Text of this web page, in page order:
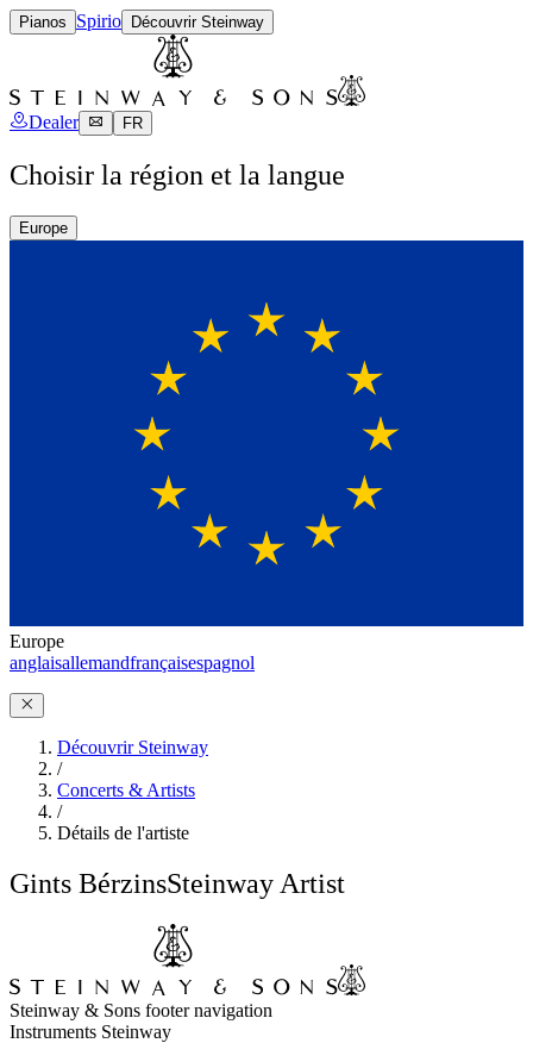
Pianos Spirio Découvrir Steinway
Dealer FR
Choisir la région et la langue
Europe
Europe
anglaisallemandfrançaisespagnol
Découvrir Steinway
/
Concerts & Artists
/
Détails de l'artiste
Gints BérzinsSteinway Artist
Steinway & Sons footer navigation
Instruments Steinway